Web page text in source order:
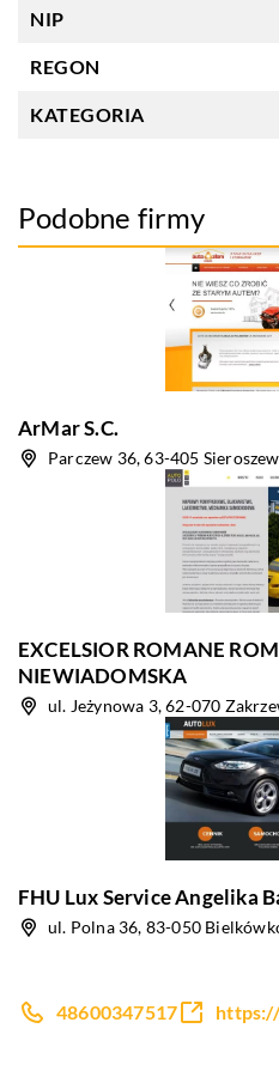
NIP
REGON
KATEGORIA
Podobne firmy
ArMar S.C.
Parczew 36, 63-405
EXCELSIOR ROMANE
NIEWIADOMSKA
ul. Jeżynowa 3, 62-070
FHU Lux Service Angelika
ul. Polna 36, 83-050
48600347517